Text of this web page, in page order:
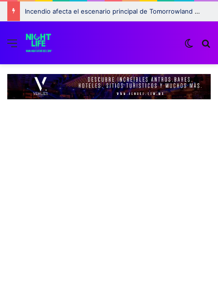
Incendio afecta el escenario principal de Tomorrowland 2025: ¿Qué pasará con el festival?
Menu